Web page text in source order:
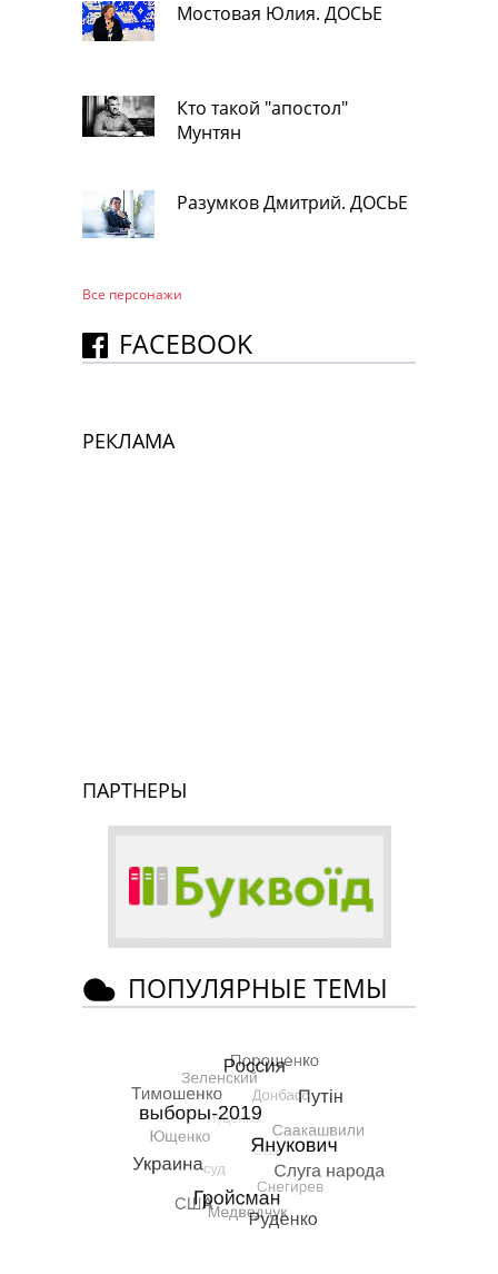
Мостовая Юлия. ДОСЬЕ
Кто такой "апостол"
Мунтян
Разумков Дмитрий. ДОСЬЕ
Все персонажи
FACEBOOK
РЕКЛАМА
ПАРТНЕРЫ
ПОПУЛЯРНЫЕ ТЕМЫ